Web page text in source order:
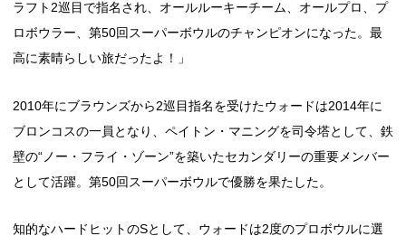
ラフト2巡目で指名され、オールルーキーチーム、オールプロ、プ
ロボウラー、第50回スーパーボウルのチャンピオンになった。最
高に素晴らしい旅だったよ！」
2010年にブラウンズから2巡目指名を受けたウォードは2014年に
ブロンコスの一員となり、ペイトン・マニングを司令塔として、鉄
壁の“ノー・フライ・ゾーン”を築いたセカンダリーの重要メンバー
として活躍。第50回スーパーボウルで優勝を果たした。
知的なハードヒットのSとして、ウォードは2度のプロボウルに選